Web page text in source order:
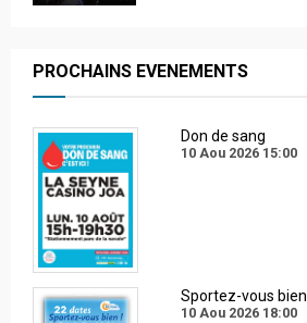
PROCHAINS EVENEMENTS
Don de sang
10 Aou 2026 15:00
Sportez-vous bien
10 Aou 2026 18:00